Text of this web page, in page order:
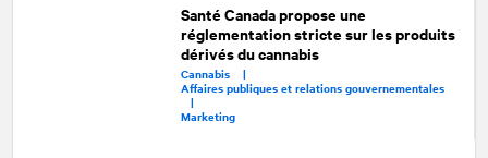
Santé Canada propose une
réglementation stricte sur les produits
dérivés du cannabis
Cannabis |
Affaires publiques et relations gouvernementales
|
Marketing